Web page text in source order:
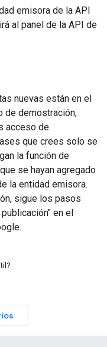
emisora de la API
al panel de la API de
nuevas están en el
de demostración,
acceso de
que crees solo se
la función de
se hayan agregado
la entidad emisora.
sigue los pasos
en el